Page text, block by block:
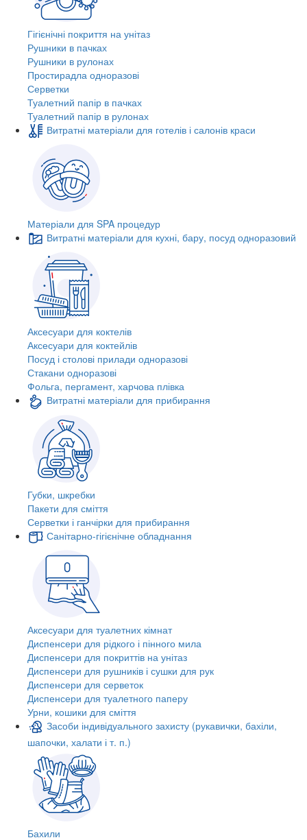
Гігієнічні покриття на унітаз
Рушники в пачках
Рушники в рулонах
Простирадла одноразові
Серветки
Туалетний папір в пачках
Туалетний папір в рулонах
Витратні матеріали для готелів і салонів краси
Матеріали для SPA процедур
Витратні матеріали для кухні, бару, посуд одноразовий
Аксесуари для коктелів
Аксесуари для коктейлів
Посуд і столові прилади одноразові
Стакани одноразові
Фольга, пергамент, харчова плівка
Витратні матеріали для прибирання
Губки, шкребки
Пакети для сміття
Серветки і ганчірки для прибирання
Санітарно-гігієнічне обладнання
Аксесуари для туалетних кімнат
Диспенсери для рідкого і пінного мила
Диспенсери для покриттів на унітаз
Диспенсери для рушників і сушки для рук
Диспенсери для серветок
Диспенсери для туалетного паперу
Урни, кошики для сміття
Засоби індивідуального захисту (рукавички, бахіли,
шапочки, халати і т. п.)
Бахили